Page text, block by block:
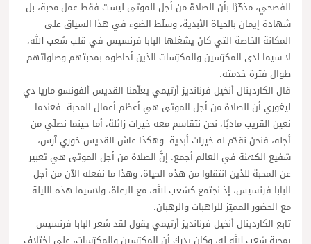
الفصحي، مذكّرًا بأن الصلاة من أجل الموتى ليست فقط عمل محبة، بل
شهادة إيمان بالحياة الأبدية، وسلّط الضوء في هذا السياق على
المكانة الخاصة التي كان يشغلها البابا فرنسيس في قلب شعب الله،
لا سيما لدى المكرّسين والمكرّسات الذين أحاطوه بمحبتهم وصلواتهم
طوال فترة خدمته.
قال الكاردينال أنخيل فرنانديز أرتيمي يعلّمنا القديس ألفونسو ماريا دي
ليغوري أن الصلاة من أجل الموتى هي أعظم أعمال المحبة. فعندما
نعين القريب ماديًا، نحن نتقاسم معه خيرات زائلة، أما حينما نصلّي من
أجله، فنحن نقدّم له خيرات أبدية. وهكذا عاش القديس خوري آرس،
شفيع الكهنة في العالم أجمع. إنَّ الصلاة من أجل الموتى هي تعبير
عن المحبة للذين انتقلوا من هذه الحياة، وهذا ما نفعله الآن من أجل
البابا فرنسيس، إذ نجتمع كشعب الله، مع الرعاة، ولاسيما هذه الليلة
مع الحضور المميّز للراهبات والرهبان.
تابع الكاردينال أنخيل فرنانديز أرتيمي يقول لقد شعر البابا فرنسيس
بمحبة شعب الله له، وكان يدرك أن المكرّسين والمكرّسات، على اختلاف